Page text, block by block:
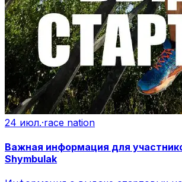
24 июл.·race nation
Важная информация для
Shymbulak